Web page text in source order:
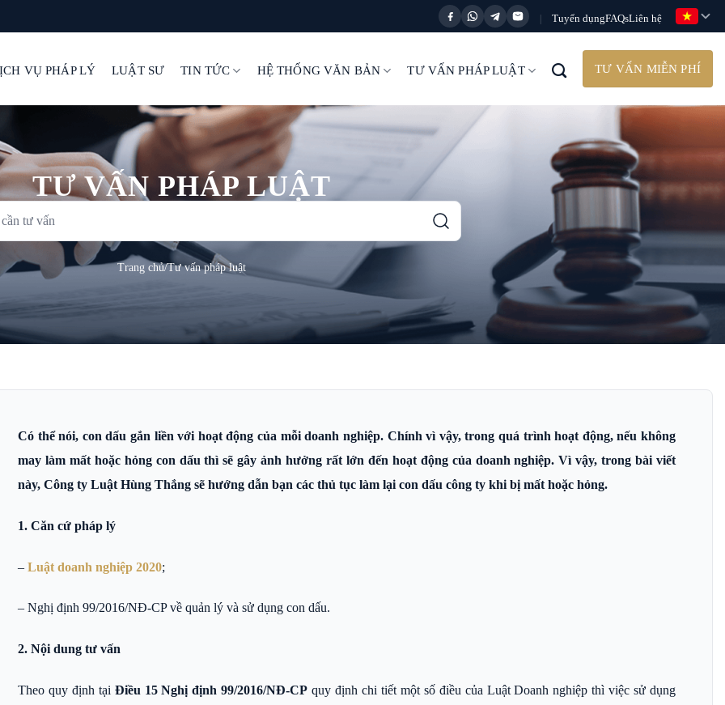
| Tuyển dụngFAQsLiên hệ
VỤ PHÁP LÝ LUẬT SƯ TIN TỨC HỆ THỐNG VĂN BẢN TƯ VẤN PHÁP LUẬT TƯ VẤN MIỄN PHÍ
TƯ VẤN PHÁP LUẬT
Trang chủ/Tư vấn pháp luật
Có thể nói, con dấu gắn liền với hoạt động của mỗi doanh nghiệp. Chính vì vậy, trong quá trình hoạt động, nếu không
may làm mất hoặc hỏng con dấu thì sẽ gây ảnh hưởng rất lớn đến hoạt động của doanh nghiệp. Vì vậy, trong bài viết
này, Công ty Luật Hùng Thắng sẽ hướng dẫn bạn các thủ tục làm lại con dấu công ty khi bị mất hoặc hỏng.
1. Căn cứ pháp lý
– Luật doanh nghiệp 2020;
– Nghị định 99/2016/NĐ-CP về quản lý và sử dụng con dấu.
2. Nội dung tư vấn
Theo quy định tại Điều 15 Nghị định 99/2016/NĐ-CP quy định chi tiết một số điều của Luật Doanh nghiệp thì việc sử dụng